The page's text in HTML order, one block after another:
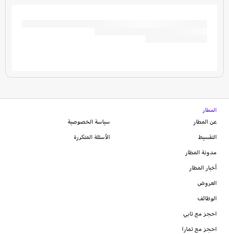
المطار
عن المطار
التقسيط
مدونة المطار
أخبار المطار
العروض
الوظائف
احجز مع تابي
احجز مع تمارا
سياسة الخصوصية
الأسئلة المتكررة